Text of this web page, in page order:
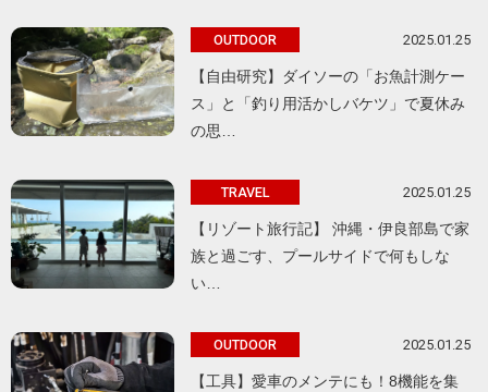
OUTDOOR 2025.01.25
【自由研究】ダイソーの「お魚計測ケー
ス」と「釣り用活かしバケツ」で夏休み
の思…
TRAVEL 2025.01.25
【リゾート旅行記】 沖縄・伊良部島で家
族と過ごす、プールサイドで何もしな
い…
OUTDOOR 2025.01.25
【工具】愛車のメンテにも！8機能を集